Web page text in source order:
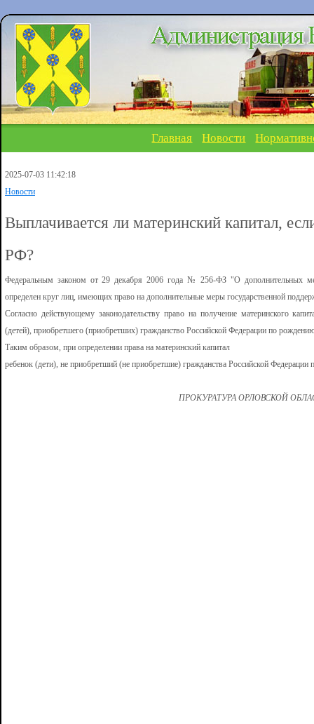
Главная Новости
2025-07-03 11:42:18
Новости
Выплачивается ли материнский капитал,
РФ?
Федеральным законом от 29 декабря 2006 года № 256-ФЗ "О дополнительных
определен круг лиц, имеющих право на дополнительные меры государственной
Согласно действующему законодательству право на получение материнского
(детей), приобретшего (приобретших) гражданство Российской Федерации по
Таким образом, при определении права на материнский капитал
ребенок (дети), не приобретший (не приобретшие) гражданства Российской
ПРОКУРАТУРА ОРЛОВСКОЙ